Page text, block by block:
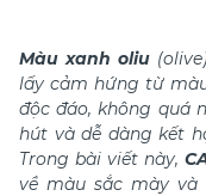
Màu xanh oliu
lấy cảm hứng từ
độc đáo, không quá
hút và dễ dàng kết
Trong bài viết này,
về màu sắc mày